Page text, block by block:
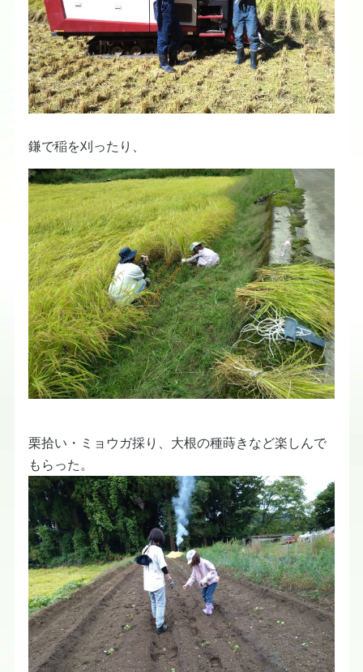
鎌で稲を刈ったり、
栗拾い・ミョウガ採り、大根の種蒔きなど楽しんで
もらった。